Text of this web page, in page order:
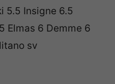
5.5 Insigne 6.5
Elmas 6 Demme 6
sv